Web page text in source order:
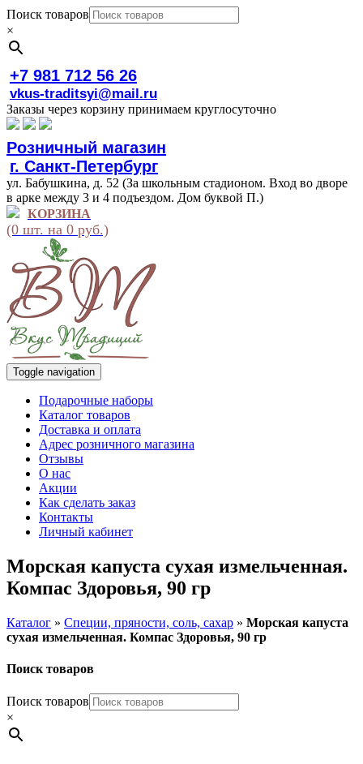
Поиск товаров
×
+7 981 712 56 26
vkus-traditsyi@mail.ru
Заказы через корзину принимаем круглосуточно
Розничный магазин
г. Санкт-Петербург
ул. Бабушкина, д. 52 (За школьным стадионом. Вход во дворе
в арке между 3 и 4 подъездом. Дом буквой П.)
КОРЗИНА
(0 шт. на 0 руб.)
Toggle navigation
Подарочные наборы
Каталог товаров
Доставка и оплата
Адрес розничного магазина
Отзывы
О нас
Акции
Как сделать заказ
Контакты
Личный кабинет
Морская капуста сухая измельченная.
Компас Здоровья, 90 гр
Каталог » Специи, пряности, соль, сахар » Морская капуста
сухая измельченная. Компас Здоровья, 90 гр
Поиск товаров
Поиск товаров
×